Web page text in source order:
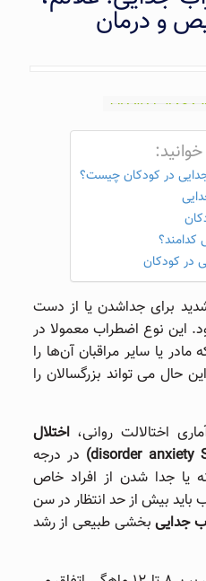
و درمان
در کودکان چیست؟
کدامند؟
در کودکان
برای جداشدن یا از دست
این نوع اضطراب معمولا در
مادر یا سایر مراقبان آن‌ها را
حال می ‌تواند بزرگسالان را
اختالالت روانی،اختلال
در درجه
یا جدا شدن از افراد خاص
بیش از حد انتظار در سن
جداییبخشی طبیعی از رشد